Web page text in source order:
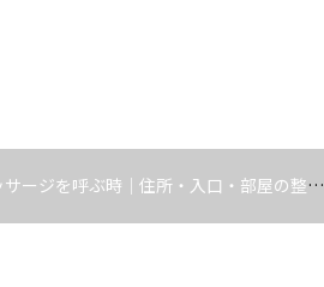
ジを呼ぶ時｜住所・入口・部屋の整え方